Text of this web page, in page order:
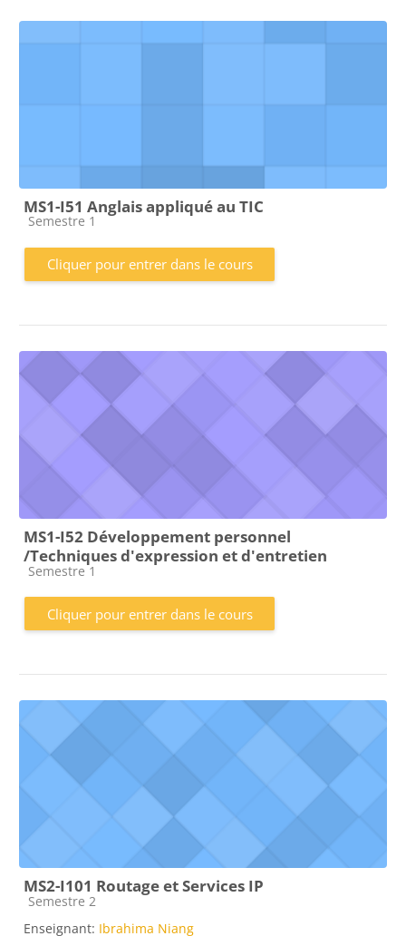
MS1-I51 Anglais appliqué au TIC
Catégorie de cours
Semestre 1
Cliquer pour entrer dans le cours
MS1-I52 Développement personnel
/Techniques d'expression et d'entretien
Catégorie de cours
Semestre 1
Cliquer pour entrer dans le cours
MS2-I101 Routage et Services IP
Catégorie de cours
Semestre 2
Enseignant: Ibrahima Niang